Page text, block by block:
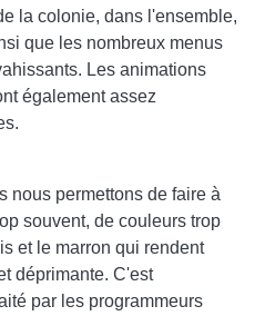
la colonie, dans l'ensemble,
que les nombreux menus
Les animations
également assez
nous permettons de faire à
souvent, de couleurs trop
et le marron qui rendent
déprimante. C'est
par les programmeurs